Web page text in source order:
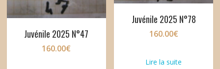
Juvénile 2025 N°47
160.00€
Juvénile 2025 N°78
160.00€
Lire la suite